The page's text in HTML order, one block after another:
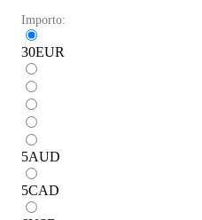
Importo:
30EUR
5AUD
5CAD